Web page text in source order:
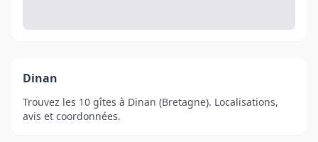
Dinan
Trouvez les 10 gîtes à Dinan (Bretagne). Localisations,
avis et coordonnées.